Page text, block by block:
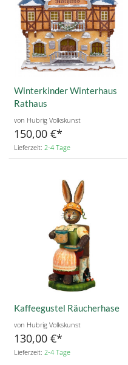
Winterkinder Winterhaus
Rathaus
von Hubrig Volkskunst
150,00 €
Lieferzeit: 2-4 Tage
Kaffeegustel Räucherhase
von Hubrig Volkskunst
130,00 €
Lieferzeit: 2-4 Tage